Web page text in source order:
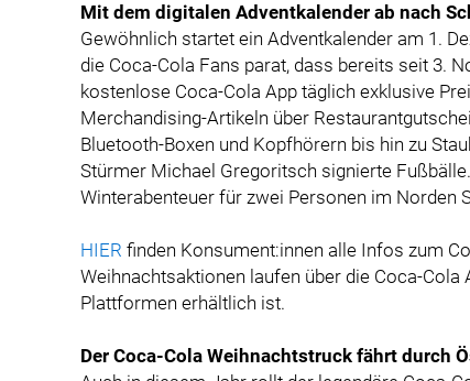
Mit dem digitalen Adventkalender ab nach
Gewöhnlich startet ein Adventkalender am 1.
die Coca-Cola Fans parat, dass bereits seit 3.
kostenlose Coca-Cola App täglich exklusive
Merchandising-Artikeln über
Bluetooth-Boxen und Kopfhörern bis hin zu
Stürmer Michael Gregoritsch signierte
Winterabenteuer für zwei Personen im Norden
HIER finden Konsument:innen alle Infos zum
Weihnachtsaktionen laufen über die Coca-Cola
Plattformen erhältlich ist.
Der Coca-Cola Weihnachtstruck fährt durch